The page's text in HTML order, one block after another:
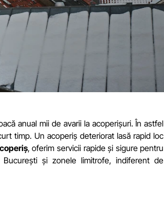
anual mii de avarii la acoperișuri. În astfel
timp. Un acoperiș deteriorat lasă rapid loc
, oferim servicii rapide și sigure pentru
și zonele limitrofe, indiferent de